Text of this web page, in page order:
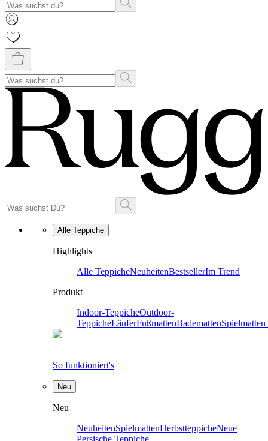
Alle Teppiche
Highlights
Alle TeppicheNeuheitenBestsellerIm Trend
Produkt
Indoor-TeppicheOutdoor-
TeppicheLäuferFußmattenBademattenSpielmatten
So funktioniert's
Neu
Neu
NeuheitenSpielmattenHerbstteppicheNeue
Persische Teppiche